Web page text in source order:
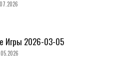
Игры 2026-03-05